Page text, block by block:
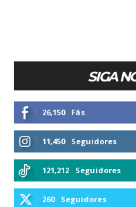
SIGA
26,150 Fãs
11,450 Seguidores
121,212 Seguidores
260 Seguidores